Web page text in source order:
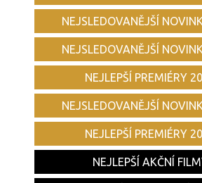
NEJSLEDOVANĚJŠÍ
NEJSLEDOVANĚJŠÍ
NEJLEPŠÍ PREMIÉRY
NEJSLEDOVANĚJŠÍ
NEJLEPŠÍ PREMIÉRY
NEJLEPŠÍ AKČNÍ